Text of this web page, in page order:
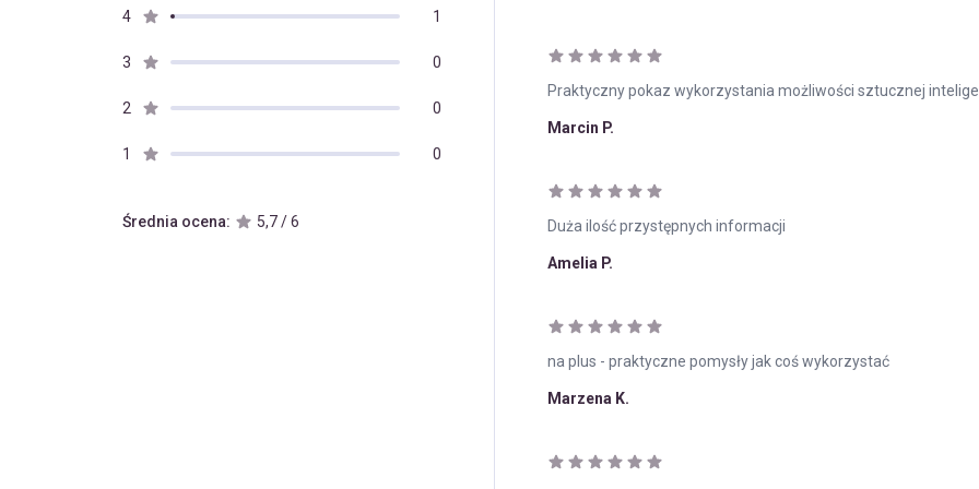
4 1
3 0
2 0
1 0
Średnia ocena: 5,7 / 6
Praktyczny pokaz wykorzystania możliwości sztucznej
Marcin P.
Duża ilość przystępnych informacji
Amelia P.
na plus - praktyczne pomysły jak coś wykorzystać
Marzena K.